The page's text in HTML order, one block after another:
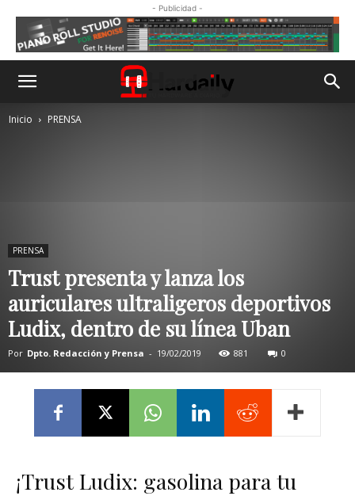
- Publicidad -
Inicio PRENSA
PRENSA
Trust presenta y lanza los
auriculares ultraligeros deportivos
Ludix, dentro de su línea Uban
Por Dpto. Redacción y Prensa - 19/02/2019 881 0
¡Trust Ludix: gasolina para tu